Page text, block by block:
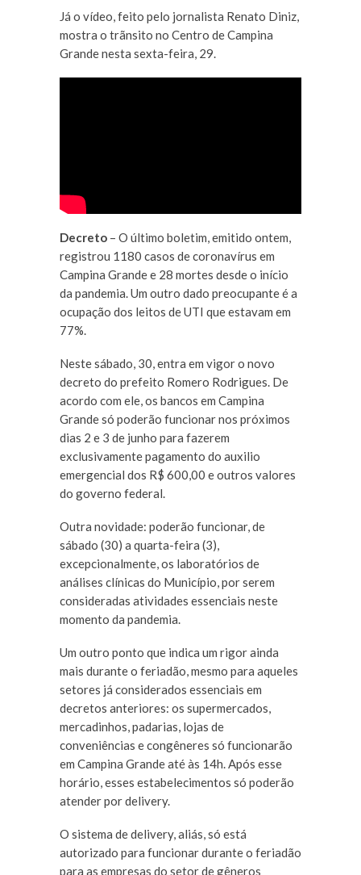
Já o vídeo, feito pelo jornalista Renato Diniz,
mostra o trãnsito no Centro de Campina
Grande nesta sexta-feira, 29.
Decreto – O último boletim, emitido ontem,
registrou 1180 casos de coronavírus em
Campina Grande e 28 mortes desde o início
da pandemia. Um outro dado preocupante é a
ocupação dos leitos de UTI que estavam em
77%.
Neste sábado, 30, entra em vigor o novo
decreto do prefeito Romero Rodrigues. De
acordo com ele, os bancos em Campina
Grande só poderão funcionar nos próximos
dias 2 e 3 de junho para fazerem
exclusivamente pagamento do auxilio
emergencial dos R$ 600,00 e outros valores
do governo federal.
Outra novidade: poderão funcionar, de
sábado (30) a quarta-feira (3),
excepcionalmente, os laboratórios de
análises clínicas do Município, por serem
consideradas atividades essenciais neste
momento da pandemia.
Um outro ponto que indica um rigor ainda
mais durante o feriadão, mesmo para aqueles
setores já considerados essenciais em
decretos anteriores: os supermercados,
mercadinhos, padarias, lojas de
conveniências e congêneres só funcionarão
em Campina Grande até às 14h. Após esse
horário, esses estabelecimentos só poderão
atender por delivery.
O sistema de delivery, aliás, só está
autorizado para funcionar durante o feriadão
para as empresas do setor de gêneros